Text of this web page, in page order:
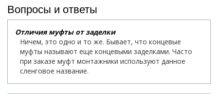
Вопросы и ответы
Отличия муфты от заделки
Ничем, это одно и то же. Бывает, что концевые
муфты называют еще концевыми заделками. Часто
при заказе муфт монтажники используют данное
сленговое название.